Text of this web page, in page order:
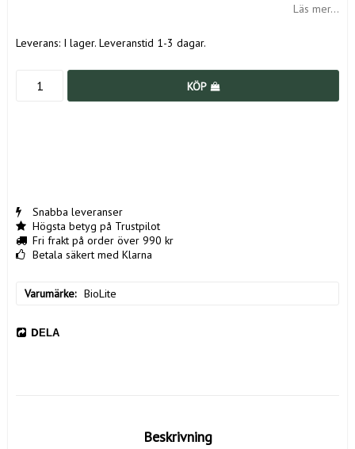
Läs mer...
Leverans: I lager. Leveranstid 1-3 dagar.
KÖP
Snabba leveranser
Högsta betyg på Trustpilot
Fri frakt på order över 990 kr
Betala säkert med Klarna
Varumärke BioLite
DELA
Beskrivning